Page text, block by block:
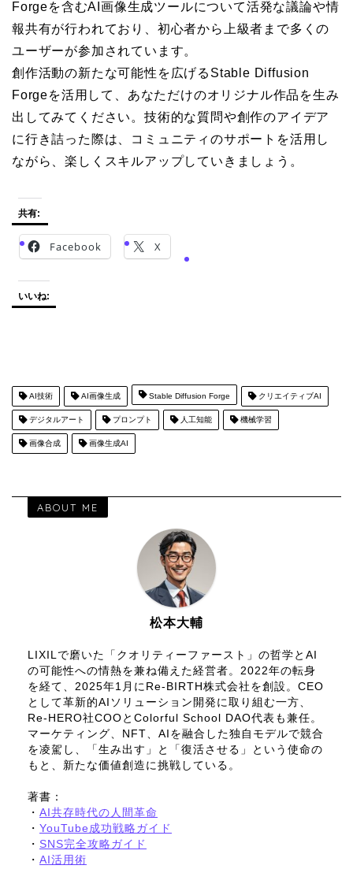
Forgeを含むAI画像生成ツールについて活発な議論や情
報共有が行われており、初心者から上級者まで多くの
ユーザーが参加されています。
創作活動の新たな可能性を広げるStable Diffusion
Forgeを活用して、あなただけのオリジナル作品を生み
出してみてください。技術的な質問や創作のアイデア
に行き詰った際は、コミュニティのサポートを活用し
ながら、楽しくスキルアップしていきましょう。
共有:
Facebook X
いいね:
AI技術 AI画像生成 Stable Diffusion Forge クリエイティブAI
デジタルアート プロンプト 人工知能 機械学習
画像合成 画像生成AI
ABOUT ME
松本大輔
LIXILで磨いた「クオリティーファースト」の哲学とAI
の可能性への情熱を兼ね備えた経営者。2022年の転身
を経て、2025年1月にRe-BIRTH株式会社を創設。CEO
として革新的AIソリューション開発に取り組む一方、
Re-HERO社COOとColorful School DAO代表も兼任。
マーケティング、NFT、AIを融合した独自モデルで競合
を凌駕し、「生み出す」と「復活させる」という使命の
もと、新たな価値創造に挑戦している。
著書：
・ AI共存時代の人間革命
・ YouTube成功戦略ガイド
・ SNS完全攻略ガイド
・ AI活用術